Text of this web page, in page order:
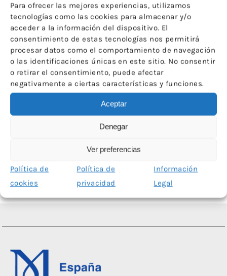
Para ofrecer las mejores experiencias, utilizamos
tecnologías como las cookies para almacenar y/o
acceder a la información del dispositivo. El
consentimiento de estas tecnologías nos permitirá
procesar datos como el comportamiento de navegación
o las identificaciones únicas en este sitio. No consentir
o retirar el consentimiento, puede afectar
negativamente a ciertas características y funciones.
Aceptar
Denegar
Ver preferencias
Política de
cookies
Política de
privacidad
Información
Legal
premios europeos de museos,
EMYA2026, está abierto. La fecha
de cierre es el martes 1 de abril de
2025.Todos los museos europeos
que no tienen fines de lucro y que
han abierto o se han renovado
sustancialmente desde enero de
2021 pueden presentar su
candidatura.Más información en